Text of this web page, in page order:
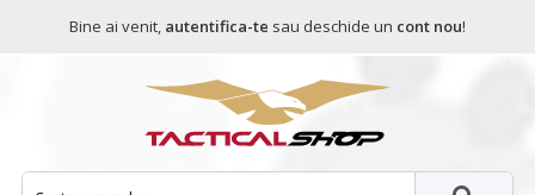
Bine ai venit, autentifica-te sau deschide un cont nou!